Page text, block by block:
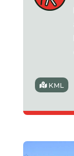
KML